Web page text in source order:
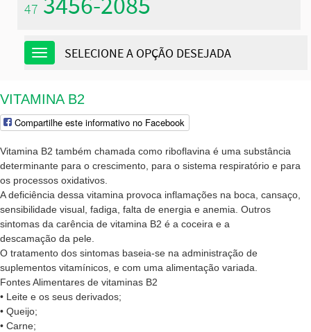
47 3456-2085
Navegação
SELECIONE A OPÇÃO DESEJADA
VITAMINA B2
Compartilhe este informativo no Facebook
Vitamina B2 também chamada como riboflavina é uma substância
determinante para o crescimento, para o sistema respiratório e para
os processos oxidativos.
A deficiência dessa vitamina provoca inflamações na boca, cansaço,
sensibilidade visual, fadiga, falta de energia e anemia. Outros
sintomas da carência de vitamina B2 é a coceira e a
descamação da pele.
O tratamento dos sintomas baseia-se na administração de
suplementos vitamínicos, e com uma alimentação variada.
Fontes Alimentares de vitaminas B2
• Leite e os seus derivados;
• Queijo;
• Carne;